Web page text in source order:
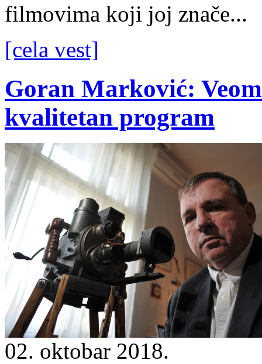
filmovima koji joj znače...
[cela vest]
Goran Marković:
kvalitetan program
02. oktobar 2018.